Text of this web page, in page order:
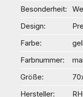
Besonderheit
Design
Farbe
Farbnummer
Größe
Hersteller